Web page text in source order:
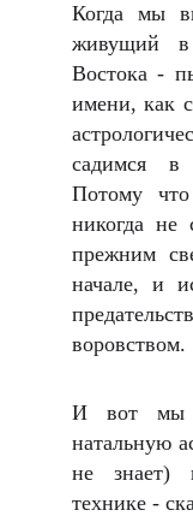
Когда мы
живущий
Востока -
имени, как
садимся
Потому
никогда не
прежним
начале, и
воровством.
И вот мы
натальную
не знает)
технике -